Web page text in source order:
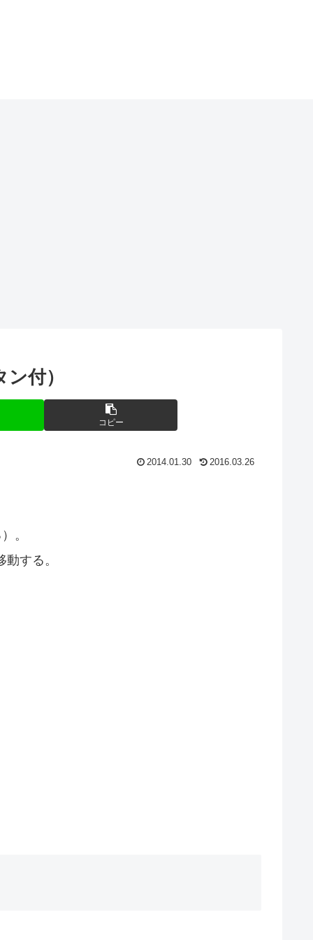
付）
コピー
2014.01.30 2016.03.26
。
する。